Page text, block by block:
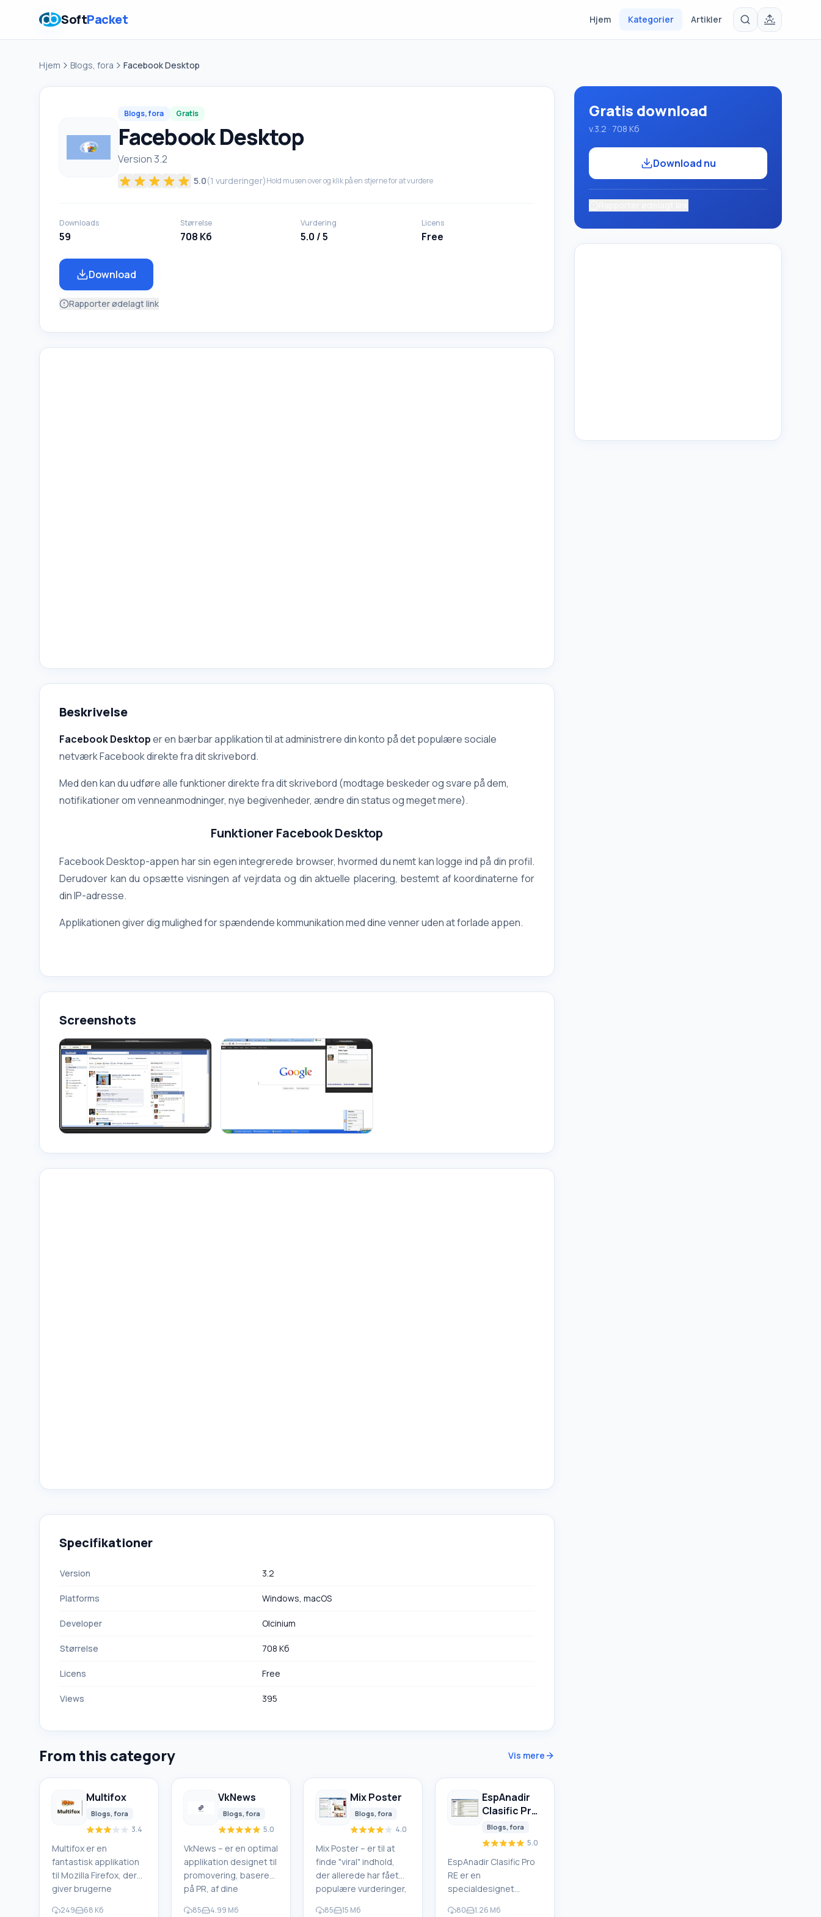
SoftPacket Hjem Kategorier Artikler
Hjem Blogs, fora Facebook Desktop
Blogs, fora Gratis
Facebook Desktop
Version 3.2
5.0(1 vurderinger)Hold musen over og klik på en stjerne for at vurdere
Downloads
59
Størrelse
708 Кб
Vurdering
5.0 / 5
Licens
Free
Download
Rapporter ødelagt link
Beskrivelse
Facebook Desktoper en bærbar applikation til at administrere din konto på det populære sociale
netværk Facebook direkte fra dit skrivebord.
Med den kan du udføre alle funktioner direkte fra dit skrivebord (modtage beskeder og svare på dem,
notifikationer om venneanmodninger, nye begivenheder, ændre din status og meget mere).
Funktioner Facebook Desktop
Facebook Desktop-appen har sin egen integrerede browser, hvormed du nemt kan logge ind på din profil.
Derudover kan du opsætte visningen af vejrdata og din aktuelle placering, bestemt af koordinaterne for
din IP-adresse.
Applikationen giver dig mulighed for spændende kommunikation med dine venner uden at forlade appen.
Screenshots
Specifikationer
Version 3.2
Platforms Windows, macOS
Developer Olcinium
Størrelse 708 Кб
Licens Free
Views 395
From this category Vis mere
Multifox
Blogs, fora
3.4
Multifox er en
fantastisk applikation
til Mozilla Firefox, der
giver brugerne
249 68 Кб
VkNews
Blogs, fora
5.0
VkNews – er en optimal
applikation designet til
promovering, baseret
på PR, af dine
85 4.99 Мб
Mix Poster
Blogs, fora
4.0
Mix Poster – er til at
finde "viral" indhold,
der allerede har fået
populære vurderinger,
85 15 Мб
EspAnadir
Clasific Pro
RE
Blogs, fora
5.0
EspAnadir Clasific Pro
RE er en
specialdesignet
80 1.26 Мб
Gratis download
v.3.2 · 708 Кб
Download nu